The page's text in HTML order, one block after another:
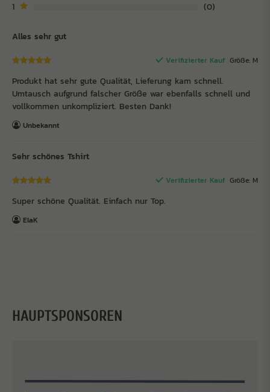
1
0
Alles sehr gut
Verifizierter Kauf Größe: M
Produkt hat sehr gute Qualität, Lieferung kam schnell.
Umtausch aufgrund falscher Größe war ebenfalls schnell und
vollkommen unkompliziert. Besten Dank!
Unbekannt
Sehr schönes Tshirt
Verifizierter Kauf Größe: M
Super schöne Qualität. Einfach nur Top.
ElaK
HAUPTSPONSOREN